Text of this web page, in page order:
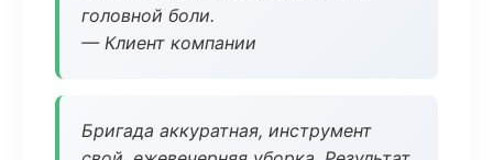
головной боли.
— Клиент компании
Бригада аккуратная, инструмент